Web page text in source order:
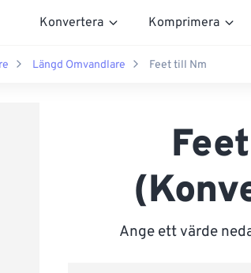
Konvertera Komprimera
Längd Omvandlare Feet till Nm
Ange ett värde